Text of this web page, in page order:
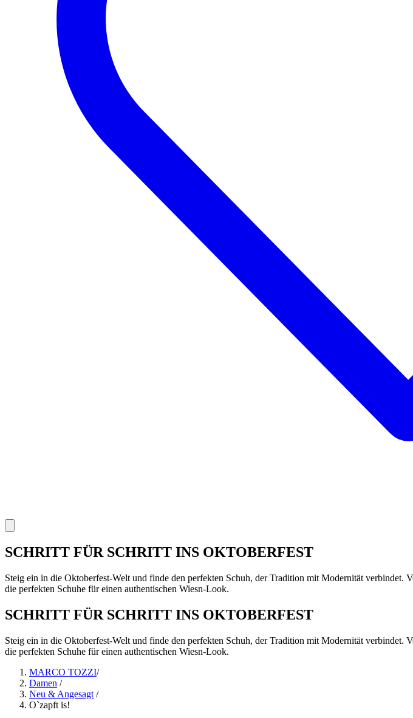
SCHRITT FÜR SCHRITT INS OKTOBERFEST
Steig ein in die Oktoberfest-Welt und finde den perfekten Schuh, der Tradition mit Modernität verbindet.
die perfekten Schuhe für einen authentischen Wiesn-Look.
SCHRITT FÜR SCHRITT INS OKTOBERFEST
Steig ein in die Oktoberfest-Welt und finde den perfekten Schuh, der Tradition mit Modernität verbindet.
die perfekten Schuhe für einen authentischen Wiesn-Look.
MARCO TOZZI/
Damen /
Neu & Angesagt /
O`zapft is!